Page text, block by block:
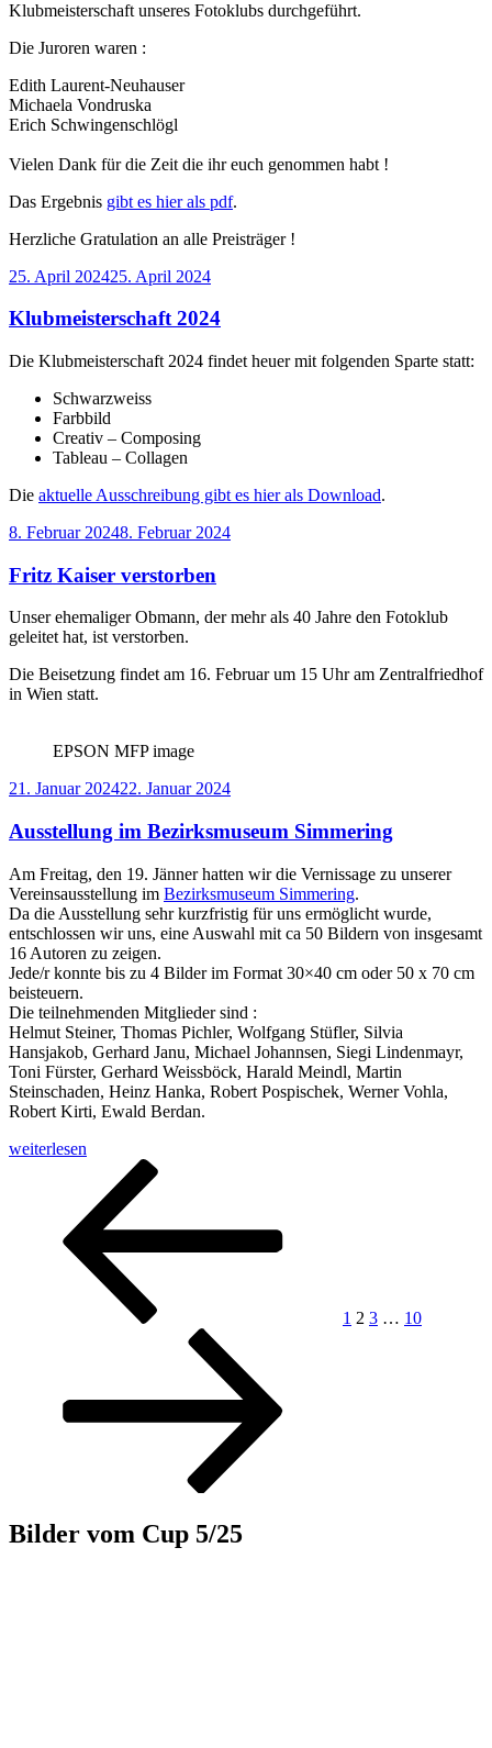
Klubmeisterschaft unseres Fotoklubs durchgeführt.
Die Juroren waren :
Edith Laurent-Neuhauser
Michaela Vondruska
Erich Schwingenschlögl
Vielen Dank für die Zeit die ihr euch genommen habt !
Das Ergebnis gibt es hier als pdf.
Herzliche Gratulation an alle Preisträger !
Veröffentlicht
25. April 202425. April 2024
Klubmeisterschaft 2024
Die Klubmeisterschaft 2024 findet heuer mit folgenden Sparte statt:
Schwarzweiss
Farbbild
Creativ – Composing
Tableau – Collagen
Die aktuelle Ausschreibung gibt es hier als Download.
Veröffentlicht
8. Februar 20248. Februar 2024
Fritz Kaiser verstorben
Unser ehemaliger Obmann, der mehr als 40 Jahre den Fotoklub
geleitet hat, ist verstorben.
Die Beisetzung findet am 16. Februar um 15 Uhr am Zentralfriedhof
in Wien statt.
EPSON MFP image
Veröffentlicht
21. Januar 202422. Januar 2024
Ausstellung im Bezirksmuseum Simmering
Am Freitag, den 19. Jänner hatten wir die Vernissage zu unserer
Vereinsausstellung im Bezirksmuseum Simmering.
Da die Ausstellung sehr kurzfristig für uns ermöglicht wurde,
entschlossen wir uns, eine Auswahl mit ca 50 Bildern von insgesamt
16 Autoren zu zeigen.
Jede/r konnte bis zu 4 Bilder im Format 30×40 cm oder 50 x 70 cm
beisteuern.
Die teilnehmenden Mitglieder sind :
Helmut Steiner, Thomas Pichler, Wolfgang Stüfler, Silvia
Hansjakob, Gerhard Janu, Michael Johannsen, Siegi Lindenmayr,
Toni Fürster, Gerhard Weissböck, Harald Meindl, Martin
Steinschaden, Heinz Hanka, Robert Pospischek, Werner Vohla,
Robert Kirti, Ewald Berdan.
„Ausstellung
Bezirksmuseum
Simmering“
weiterlesen
Seitennummerierung
Beiträge
1 2 3 … 10
Bilder vom Cup 5/25